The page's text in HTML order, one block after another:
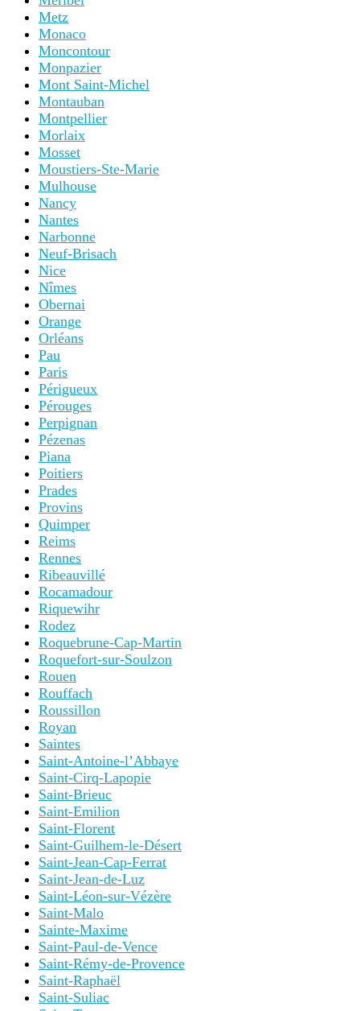
Metz
Monaco
Moncontour
Monpazier
Mont Saint-Michel
Montauban
Montpellier
Morlaix
Mosset
Moustiers-Ste-Marie
Mulhouse
Nancy
Nantes
Narbonne
Neuf-Brisach
Nice
Nîmes
Obernai
Orange
Orléans
Pau
Paris
Périgueux
Pérouges
Perpignan
Pézenas
Piana
Poitiers
Prades
Provins
Quimper
Reims
Rennes
Ribeauvillé
Rocamadour
Riquewihr
Rodez
Roquebrune-Cap-Martin
Roquefort-sur-Soulzon
Rouen
Rouffach
Roussillon
Royan
Saintes
Saint-Antoine-l’Abbaye
Saint-Cirq-Lapopie
Saint-Brieuc
Saint-Emilion
Saint-Florent
Saint-Guilhem-le-Désert
Saint-Jean-Cap-Ferrat
Saint-Jean-de-Luz
Saint-Léon-sur-Vézère
Saint-Malo
Sainte-Maxime
Saint-Paul-de-Vence
Saint-Rémy-de-Provence
Saint-Raphaël
Saint-Suliac